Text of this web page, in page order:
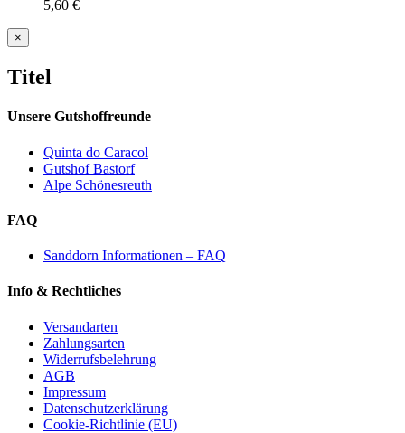
5,60 €
Close
product
view
×
Titel
Unsere Gutshoffreunde
Quinta do Caracol
Gutshof Bastorf
Alpe Schönesreuth
FAQ
Sanddorn Informationen – FAQ
Info & Rechtliches
Versandarten
Zahlungsarten
Widerrufsbelehrung
AGB
Impressum
Datenschutzerklärung
Cookie-Richtlinie (EU)